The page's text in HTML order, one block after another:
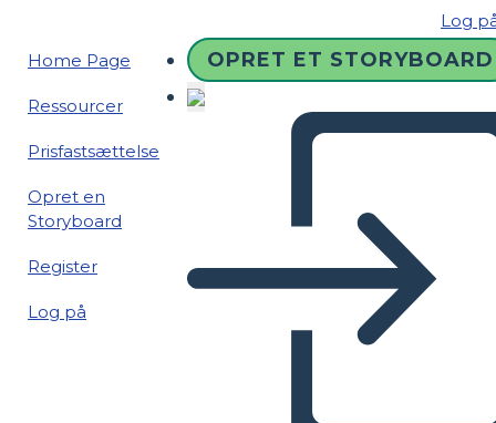
Log
Home Page
Ressourcer
Prisfastsættelse
Opret en
Storyboard
Register
Log på
OPRET ET STORYBOARD